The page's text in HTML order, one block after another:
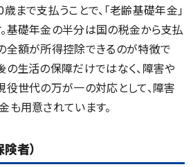
まで支払うことで、「老齢基礎年金」
基礎年金の半分は国の税金から支払
全額が所得控除できるのが特徴で
の生活の保障だけではなく、障害や
役世代の万が一の対応として、障害
も用意されています。
者）